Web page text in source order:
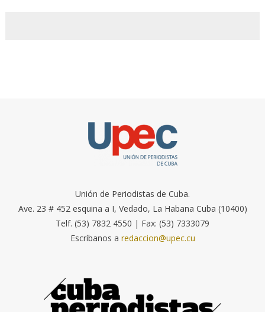
Unión de Periodistas de Cuba.
Ave. 23 # 452 esquina a I, Vedado, La Habana Cuba (10400)
Telf. (53) 7832 4550 | Fax: (53) 7333079
Escríbanos a redaccion@upec.cu